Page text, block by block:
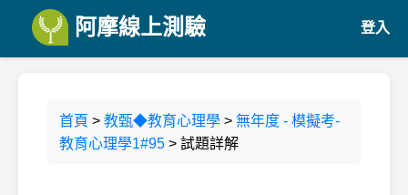
阿摩線上測驗 登入
首頁 > 教甄◆教育心理學 > 無年度 - 模擬考-
教育心理學1#95 > 試題詳解